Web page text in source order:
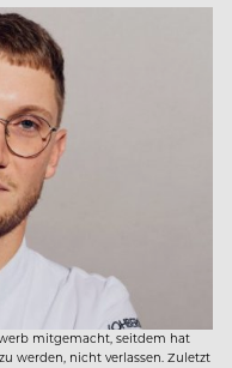
mitgemacht, seitdem hat
werden, nicht verlassen. Zuletzt